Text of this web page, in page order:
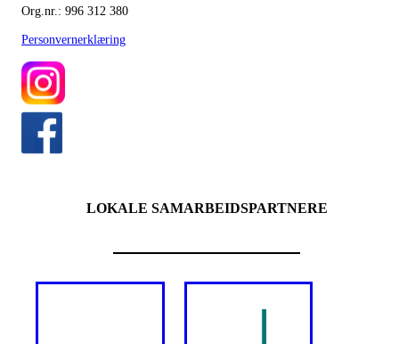
Org.nr.: 996 312 380
Personvernerklæring
LOKALE SAMARBEIDSPARTNERE